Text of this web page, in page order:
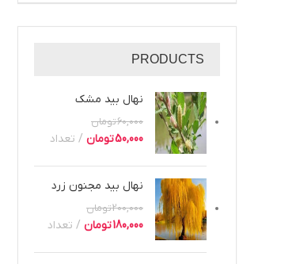
PRODUCTS
نهال بید مشک
60,000تومان
50,000تومان تعداد
نهال بید مجنون زرد
200,000تومان
180,000تومان تعداد